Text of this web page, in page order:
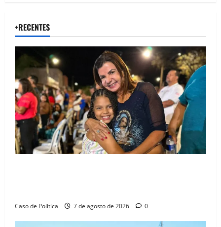
+RECENTES
Caso de Politica 7 de agosto de 2026 0